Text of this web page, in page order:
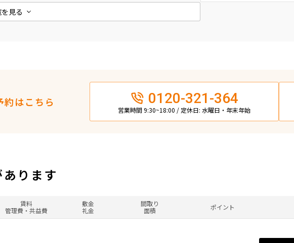
見る
約はこちら 0120-321-364
営業時間 9:30~18:00 / 定休日: 水曜日・年末年始
ります
賃料
管理費・共益費
敷金
礼金
間取り
面積
ポイント